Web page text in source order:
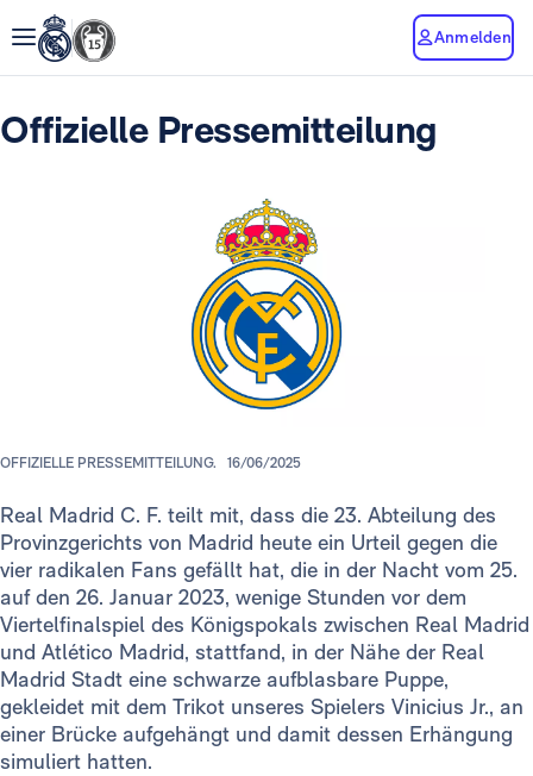
Anmelden
Offizielle Pressemitteilung
OFFIZIELLE PRESSEMITTEILUNG. 16/06/2025
Real Madrid C. F. teilt mit, dass die 23. Abteilung des
Provinzgerichts von Madrid heute ein Urteil gegen die
vier radikalen Fans gefällt hat, die in der Nacht vom 25.
auf den 26. Januar 2023, wenige Stunden vor dem
Viertelfinalspiel des Königspokals zwischen Real Madrid
und Atlético Madrid, stattfand, in der Nähe der Real
Madrid Stadt eine schwarze aufblasbare Puppe,
gekleidet mit dem Trikot unseres Spielers Vinicius Jr., an
einer Brücke aufgehängt und damit dessen Erhängung
simuliert hatten.